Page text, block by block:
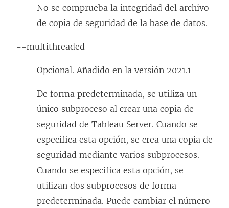
No se comprueba la integridad del archivo
de copia de seguridad de la base de datos.
--multithreaded
Opcional. Añadido en la versión 2021.1
De forma predeterminada, se utiliza un
único subproceso al crear una copia de
seguridad de Tableau Server. Cuando se
especifica esta opción, se crea una copia de
seguridad mediante varios subprocesos.
Cuando se especifica esta opción, se
utilizan dos subprocesos de forma
predeterminada. Puede cambiar el número